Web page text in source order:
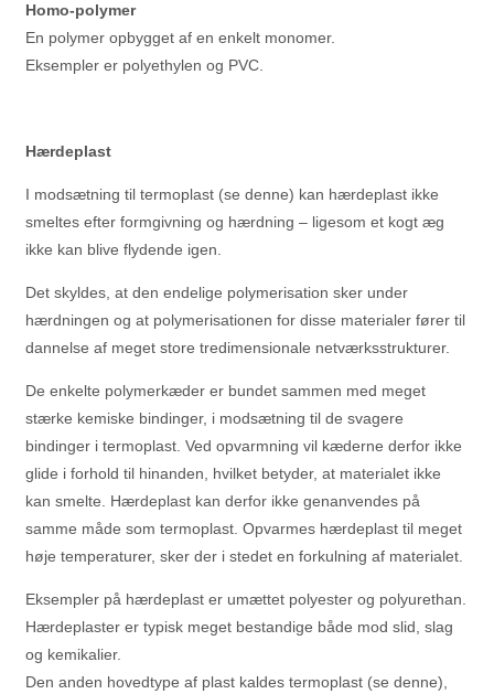
Homo-polymer
En polymer opbygget af en enkelt monomer.
Eksempler er polyethylen og PVC.
Hærdeplast
I modsætning til termoplast (se denne) kan hærdeplast ikke
smeltes efter formgivning og hærdning – ligesom et kogt æg
ikke kan blive flydende igen.
Det skyldes, at den endelige polymerisation sker under
hærdningen og at polymerisationen for disse materialer fører til
dannelse af meget store tredimensionale netværksstrukturer.
De enkelte polymerkæder er bundet sammen med meget
stærke kemiske bindinger, i modsætning til de svagere
bindinger i termoplast. Ved opvarmning vil kæderne derfor ikke
glide i forhold til hinanden, hvilket betyder, at materialet ikke
kan smelte. Hærdeplast kan derfor ikke genanvendes på
samme måde som termoplast. Opvarmes hærdeplast til meget
høje temperaturer, sker der i stedet en forkulning af materialet.
Eksempler på hærdeplast er umættet polyester og polyurethan.
Hærdeplaster er typisk meget bestandige både mod slid, slag
og kemikalier.
Den anden hovedtype af plast kaldes termoplast (se denne),